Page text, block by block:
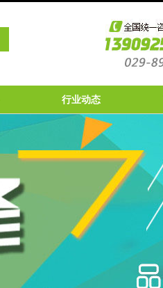
行业动态